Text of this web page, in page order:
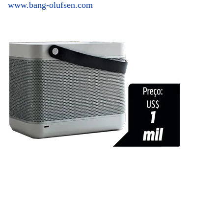
www.bang-olufsen.com